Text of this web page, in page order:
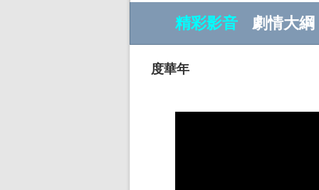
精彩影音 劇情大綱
度華年